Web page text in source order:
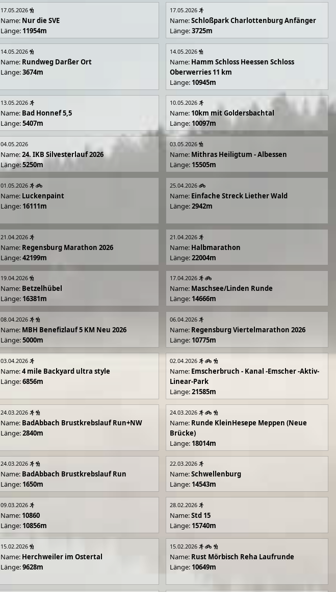
17.05.2026
Name: Nur die SVE
Länge: 11954m
17.05.2026
Name:Schloßpark Charlottenburg Anfänger
Länge:3725m
14.05.2026
Name: Rundweg Darßer Ort
Länge:3674m
14.05.2026
Name: Hamm Schloss Heessen Schloss
Oberwerries 11 km
Länge: 10945m
13.05.2026
Name: Bad Honnef 5,5
Länge:5407m
10.05.2026
Name: 10km mit Goldersbachtal
Länge: 10097m
04.05.2026
Name:24. IKB Silvesterlauf 2026
Länge:5250m
03.05.2026
Name: Mithras Heiligtum - Albessen
Länge: 15505m
01.05.2026
Name: Luckenpaint
Länge: 16111m
25.04.2026
Name: Einfache Streck Liether Wald
Länge:2942m
21.04.2026
Name: Regensburg Marathon 2026
Länge:42199m
21.04.2026
Name: Halbmarathon
Länge:22004m
19.04.2026
Name: Betzelhübel
Länge: 16381m
17.04.2026
Name: Maschsee/Linden Runde
Länge: 14666m
08.04.2026
Name: MBH Benefizlauf 5 KM Neu 2026
Länge:5000m
06.04.2026
Name: Regensburg Viertelmarathon 2026
Länge: 10775m
03.04.2026
Name:4 mile Backyard ultra style
Länge:6856m
02.04.2026
Name: Emscherbruch - Kanal -Emscher -Aktiv-
Linear-Park
Länge:21585m
24.03.2026
Name: BadAbbach Brustkrebslauf Run+NW
Länge:2840m
24.03.2026
Name: Runde KleinHesepe Meppen (Neue
Brücke)
Länge: 18014m
24.03.2026
Name: BadAbbach Brustkrebslauf Run
Länge: 1650m
22.03.2026
Name:Schwellenburg
Länge: 14543m
09.03.2026
Name: 10860
Länge: 10856m
28.02.2026
Name:Std 15
Länge: 15740m
15.02.2026
Name: Herchweiler im Ostertal
Länge:9628m
15.02.2026
Name: Rust Mörbisch Reha Laufrunde
Länge: 10649m